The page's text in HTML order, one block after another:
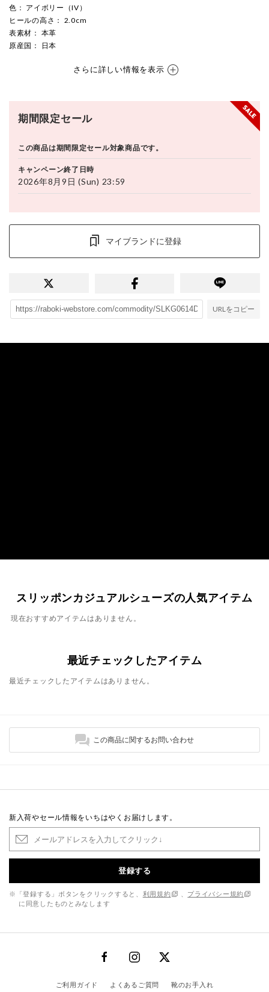
色 ： アイボリー（IV）
ヒールの高さ ： 2.0cm
表素材 ： 本革
原産国 ： 日本
さらに詳しい情報を表示
期間限定セール
この商品は期間限定セール対象商品です。
キャンペーン終了日時
2026年8月9日 (Sun) 23:59
マイブランドに登録
URLをコピー
スリッポンカジュアルシューズの人気アイテム
現在おすすめアイテムはありません。
最近チェックしたアイテム
最近チェックしたアイテムはありません。
この商品に関するお問い合わせ
新入荷やセール情報をいちはやくお届けします。
登録する
※「登録する」ボタンをクリックすると、 利用規約
プライバシー規約
に同意したものとみなします
ご利用ガイド よくあるご質問 靴のお手入れ